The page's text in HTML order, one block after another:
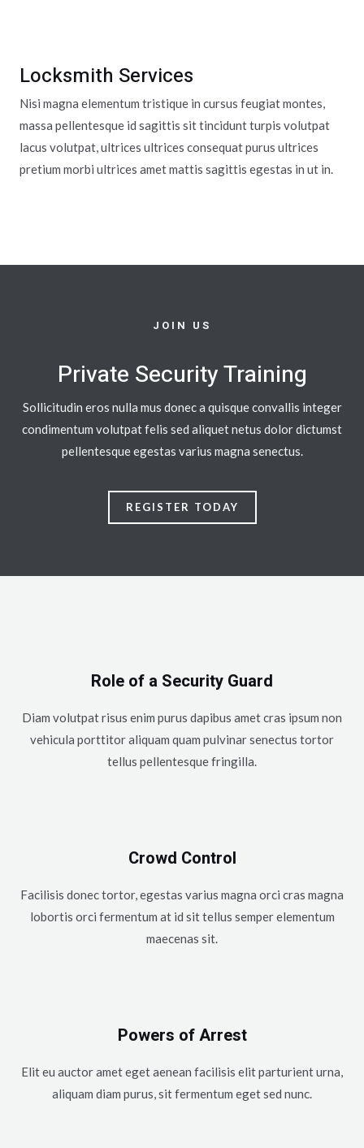
Locksmith Services
Nisi magna elementum tristique in cursus feugiat montes,
massa pellentesque id sagittis sit tincidunt turpis volutpat
lacus volutpat, ultrices ultrices consequat purus ultrices
pretium morbi ultrices amet mattis sagittis egestas in ut in.
JOIN US
Private Security Training
Sollicitudin eros nulla mus donec a quisque convallis integer
condimentum volutpat felis sed aliquet netus dolor dictumst
pellentesque egestas varius magna senectus.
REGISTER TODAY
Role of a Security Guard
Diam volutpat risus enim purus dapibus amet cras ipsum non
vehicula porttitor aliquam quam pulvinar senectus tortor
tellus pellentesque fringilla.
Crowd Control
Facilisis donec tortor, egestas varius magna orci cras magna
lobortis orci fermentum at id sit tellus semper elementum
maecenas sit.
Powers of Arrest
Elit eu auctor amet eget aenean facilisis elit parturient urna,
aliquam diam purus, sit fermentum eget sed nunc.